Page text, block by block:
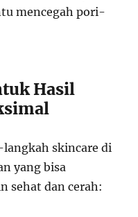
mencegah pori-
Hasil
skincare di
yang bisa
sehat dan cerah: